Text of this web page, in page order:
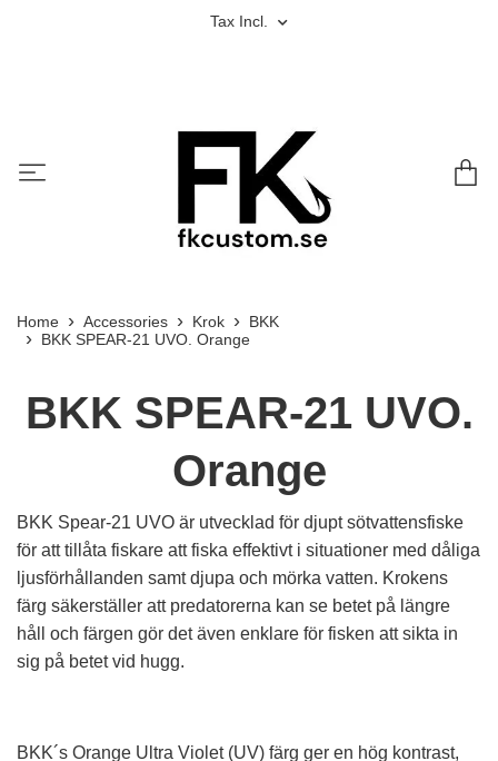
Tax Incl.
Home Accessories Krok
BKK
BKK SPEAR-21 UVO. Orange
BKK SPEAR-21 UVO.
Orange
BKK Spear-21 UVO är utvecklad för djupt sötvattensfiske
för att tillåta fiskare att fiska effektivt i situationer med dåliga
ljusförhållanden samt djupa och mörka vatten. Krokens
färg säkerställer att predatorerna kan se betet på längre
håll och färgen gör det även enklare för fisken att sikta in
sig på betet vid hugg.
BKK´s Orange Ultra Violet (UV) färg ger en hög kontrast,